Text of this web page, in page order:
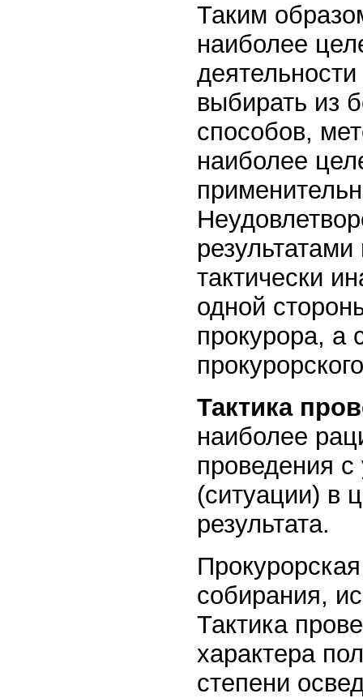
Таким
наиболее
выбирать из
способов,
наиболее
тактически
одной
прокурора, а
Тактика
наиболее
проведения с
(ситуации) в
результата.
собирания,
Тактика
характера
степени